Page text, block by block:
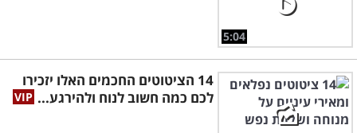
5:04
14 הציטוטים החכמים האלו יזכירו
לכם כמה חשוב לנוח ולהירגע...